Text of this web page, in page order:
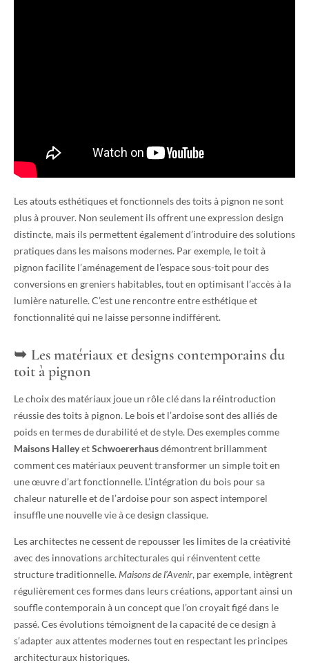
Les atouts esthétiques et fonctionnels des toits à pignon ne sont
plus à prouver. Non seulement ils offrent une expression design
distincte, mais ils permettent également d’introduire des solutions
pratiques dans les maisons modernes. Par exemple, le toit à
pignon facilite l’aménagement de l’espace sous-toit pour des
conversions en greniers habitables, tout en optimisant l’accès à la
lumière naturelle. C’est une rencontre entre esthétique et
fonctionnalité qui ne laisse personne indifférent.
Les matériaux et designs contemporains du
toit à pignon
Le choix des matériaux joue un rôle clé dans la réintroduction
réussie des toits à pignon. Le bois et l’ardoise sont des alliés de
poids en termes de durabilité et de style. Des exemples comme
Maisons HalleyetSchwoererhausdémontrent brillamment
comment ces matériaux peuvent transformer un simple toit en
une œuvre d’art fonctionnelle. L’intégration du bois pour sa
chaleur naturelle et de l’ardoise pour son aspect intemporel
insuffle une nouvelle vie à ce design classique.
Les architectes ne cessent de repousser les limites de la créativité
avec des innovations architecturales qui réinventent cette
structure traditionnelle.Maisons de l’Avenir, par exemple, intègrent
régulièrement ces formes dans leurs créations, apportant ainsi un
souffle contemporain à un concept que l’on croyait figé dans le
passé. Ces évolutions témoignent de la capacité de ce design à
s’adapter aux attentes modernes tout en respectant les principes
architecturaux historiques.